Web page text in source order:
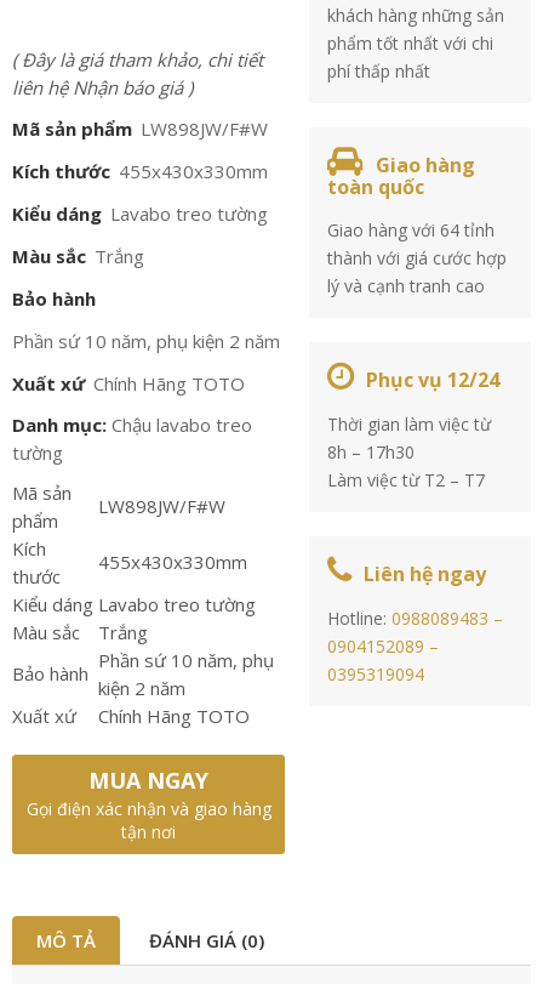
( Đây là giá tham khảo, chi tiết
liên hệ Nhận báo giá )
Mã sản phẩm LW898JW/F#W
Kích thước 455x430x330mm
Kiểu dáng Lavabo treo tường
Màu sắc Trắng
Bảo hành
Phần sứ 10 năm, phụ kiện 2 năm
Xuất xứ Chính Hãng TOTO
Danh mục: Chậu lavabo treo
tường
Mã sản
phẩm
LW898JW/F#W
Kích
thước
455x430x330mm
Kiểu dáng Lavabo treo tường
Màu sắc
Trắng
Bảo hành
Phần sứ 10 năm, phụ
kiện 2 năm
Xuất xứ
Chính Hãng TOTO
MUA NGAY
Gọi điện xác nhận và giao hàng
tận nơi
khách hàng những sản
phẩm tốt nhất với chi
phí thấp nhất
Giao hàng
toàn quốc
Giao hàng với 64 tỉnh
thành với giá cước hợp
lý và cạnh tranh cao
Phục vụ 12/24
Thời gian làm việc từ
8h – 17h30
Làm việc từ T2 – T7
Liên hệ ngay
Hotline:0988089483 –
0904152089 –
0395319094
MÔ TẢ ĐÁNH GIÁ (0)